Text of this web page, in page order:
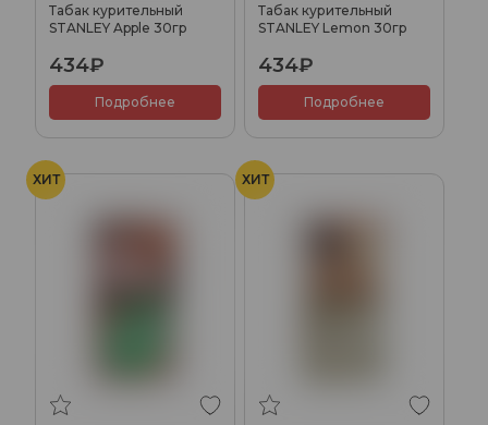
Табак курительный
STANLEY Apple 30гр
434₽
Подробнее
Табак курительный
STANLEY Lemon 30гр
434₽
Подробнее
ХИТ ХИТ